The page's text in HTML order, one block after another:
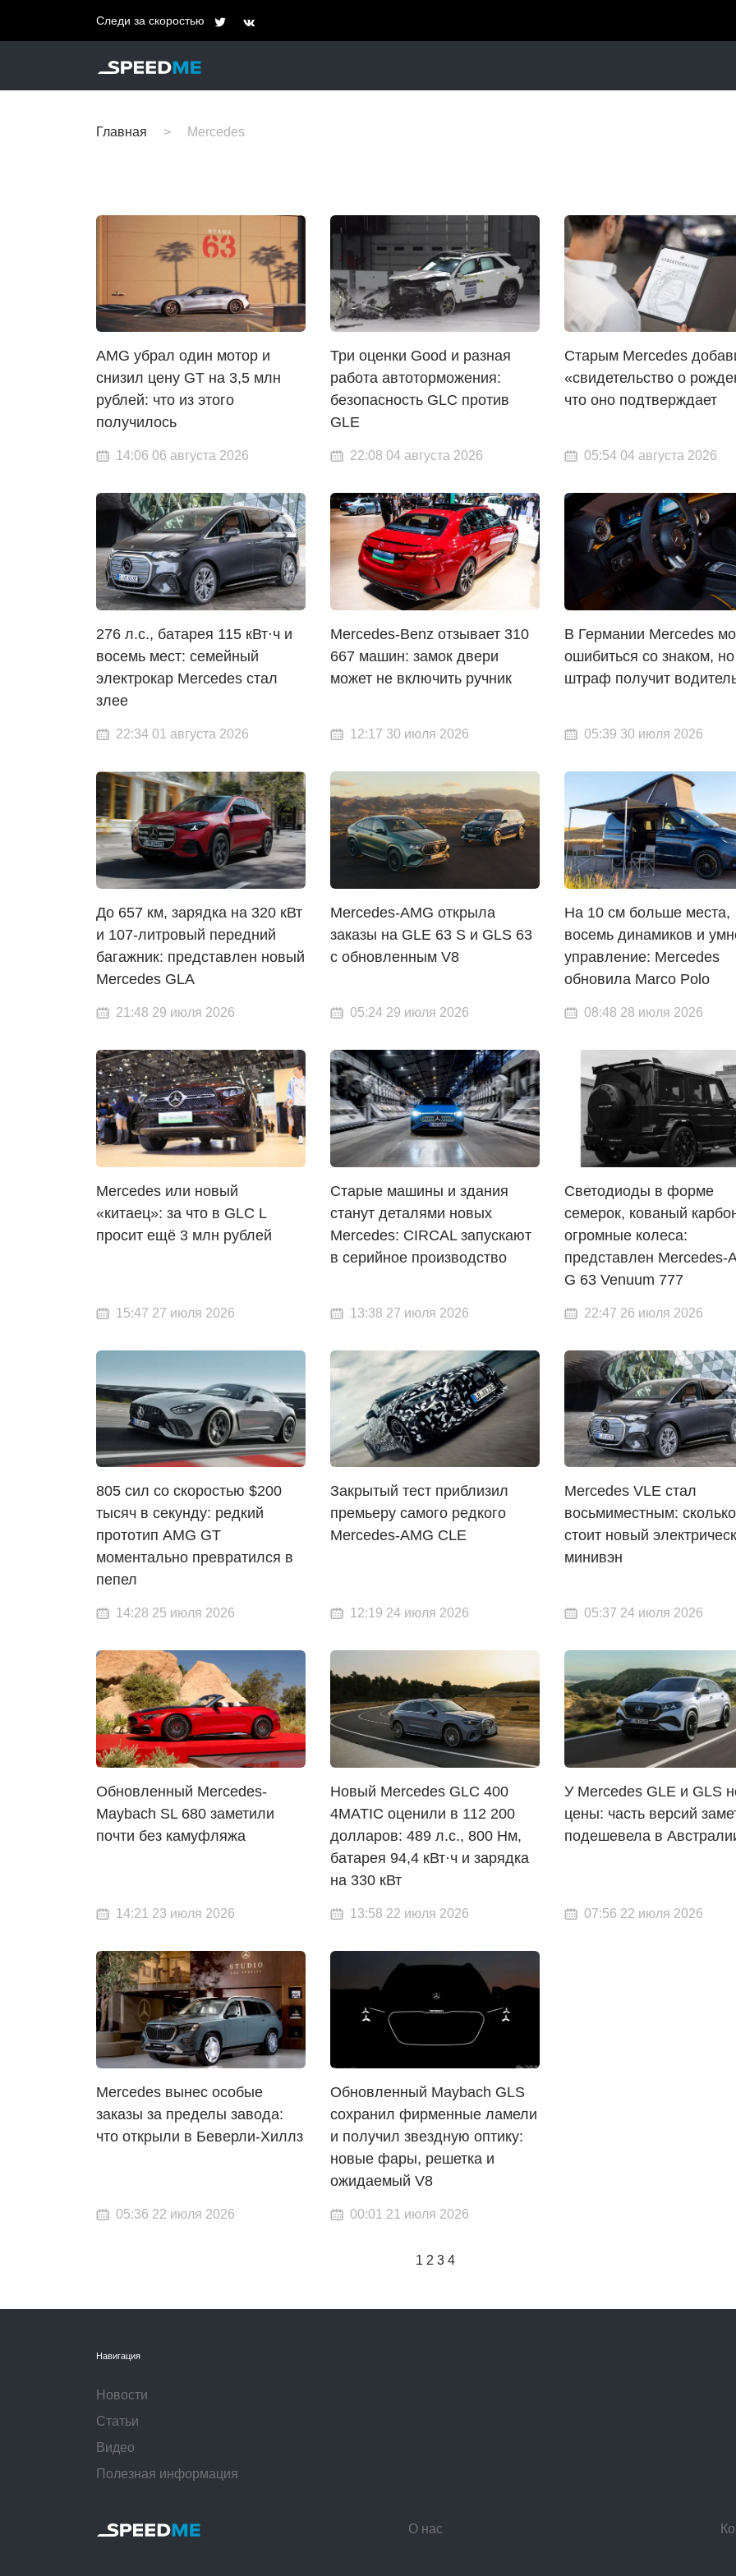
Следи за скоростью
Главная Mercedes
AMG убрал один мотор и
снизил цену GT на 3,5 млн
рублей: что из этого
получилось
14:06 06 августа 2026
Три оценки Good и разная
работа автоторможения:
безопасность GLC против
GLE
22:08 04 августа 2026
Старым Mercedes
«свидетельство о
что оно подтверждает
05:54 04 августа 2026
276 л.с., батарея 115 кВт·ч и
восемь мест: семейный
электрокар Mercedes стал
злее
22:34 01 августа 2026
Mercedes-Benz отзывает 310
667 машин: замок двери
может не включить ручник
12:17 30 июля 2026
В Германии Mercedes
ошибиться со знаком, но
штраф получит
05:39 30 июля 2026
До 657 км, зарядка на 320 кВт
и 107-литровый передний
багажник: представлен новый
Mercedes GLA
21:48 29 июля 2026
Mercedes-AMG открыла
заказы на GLE 63 S и GLS 63
с обновленным V8
05:24 29 июля 2026
На 10 см больше места,
восемь динамиков и
управление: Mercedes
обновила Marco Polo
08:48 28 июля 2026
Mercedes или новый
«китаец»: за что в GLC L
просит ещё 3 млн рублей
15:47 27 июля 2026
Старые машины и здания
станут деталями новых
Mercedes: CIRCAL запускают
в серийное производство
13:38 27 июля 2026
Светодиоды в форме
семерок, кованый
огромные колеса:
представлен Mercedes-
G 63 Venuum 777
22:47 26 июля 2026
805 сил со скоростью $200
тысяч в секунду: редкий
прототип AMG GT
моментально превратился в
пепел
14:28 25 июля 2026
Закрытый тест приблизил
премьеру самого редкого
Mercedes-AMG CLE
12:19 24 июля 2026
Mercedes VLE стал
восьмиместным: сколько
стоит новый
минивэн
05:37 24 июля 2026
Обновленный Mercedes-
Maybach SL 680 заметили
почти без камуфляжа
14:21 23 июля 2026
Новый Mercedes GLC 400
4MATIC оценили в 112 200
долларов: 489 л.с., 800 Нм,
батарея 94,4 кВт·ч и зарядка
на 330 кВт
13:58 22 июля 2026
У Mercedes GLE и GLS
цены: часть версий
подешевела в
07:56 22 июля 2026
Mercedes вынес особые
заказы за пределы завода:
что открыли в Беверли-Хиллз
05:36 22 июля 2026
Обновленный Maybach GLS
сохранил фирменные ламели
и получил звездную оптику:
новые фары, решетка и
ожидаемый V8
00:01 21 июля 2026
1 2 3 4
Навигация
Новости
Статьи
Видео
Полезная информация
О нас